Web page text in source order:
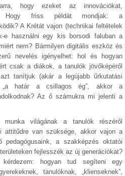
arra, hogy ezeket az innovációkat,
Hogy friss példát mondjak: a
A Krétát vajon (technikai feltételek
e használni egy kis borsodi faluban a
nem? Bármilyen digitális eszköz és
nevelés igényelhet: hol és hogyan
csak a diákok, a tanulók jövőképéről
tanítjuk (akár a legújabb űrkutatási
„a határ a csillagos ég”, akkor a
Az ő számukra mi jelenti a
világának a tanulók részéről
attitűdre van szüksége, akkor vajon a
pedagógusaink, a szakképzés oktatói
fejlesszék az új generációkat?
kérdezem: hogyan tud segíteni egy
tanulóknak, „klienseknek”,